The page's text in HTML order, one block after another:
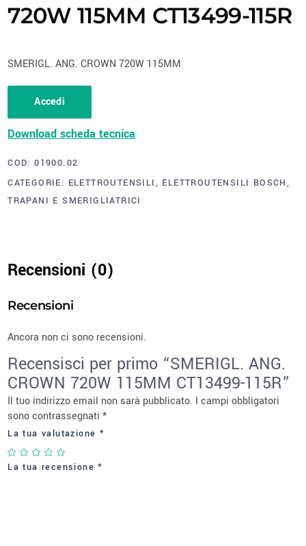
720W 115MM CT13499-115R
SMERIGL. ANG. CROWN 720W 115MM
Accedi
Download scheda tecnica
COD:01900.02
CATEGORIE: ELETTROUTENSILI, ELETTROUTENSILI BOSCH,
TRAPANI E SMERIGLIATRICI
Recensioni (0)
Recensioni
Ancora non ci sono recensioni.
Recensisci per primo “SMERIGL. ANG.
CROWN 720W 115MM CT13499-115R”
Il tuo indirizzo email non sarà pubblicato. I campi obbligatori
sono contrassegnati*
La tua valutazione *
La tua recensione*